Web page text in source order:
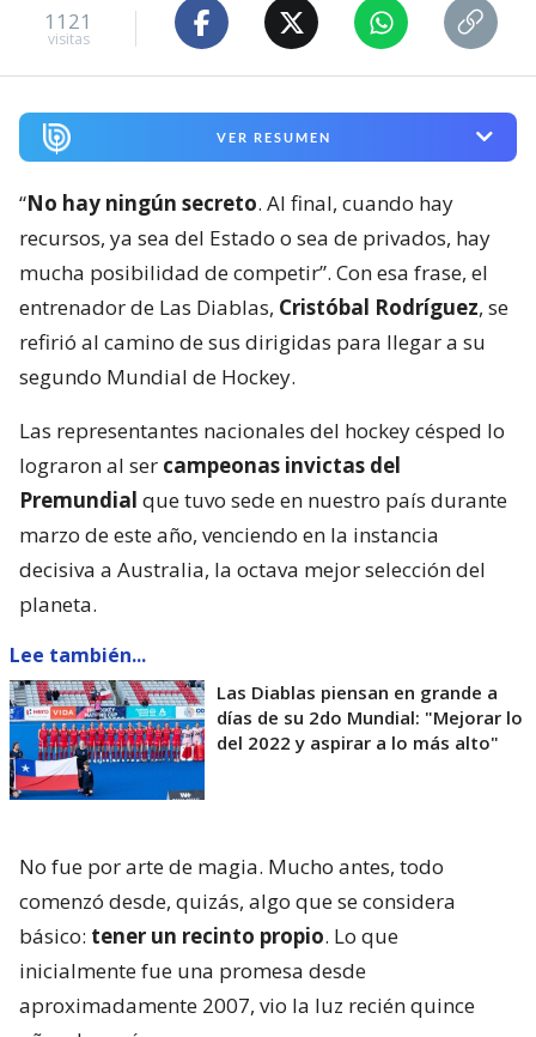
1121
visitas
VER RESUMEN
“No hay ningún secreto. Al final, cuando hay
recursos, ya sea del Estado o sea de privados, hay
mucha posibilidad de competir”. Con esa frase, el
entrenador de Las Diablas, Cristóbal Rodríguez, se
refirió al camino de sus dirigidas para llegar a su
segundo Mundial de Hockey.
Las representantes nacionales del hockey césped lo
lograron al ser campeonas invictas del
Premundial que tuvo sede en nuestro país durante
marzo de este año, venciendo en la instancia
decisiva a Australia, la octava mejor selección del
planeta.
Lee también...
Las Diablas piensan en grande a
días de su 2do Mundial: "Mejorar lo
del 2022 y aspirar a lo más alto"
No fue por arte de magia. Mucho antes, todo
comenzó desde, quizás, algo que se considera
básico: tener un recinto propio. Lo que
inicialmente fue una promesa desde
aproximadamente 2007, vio la luz recién quince